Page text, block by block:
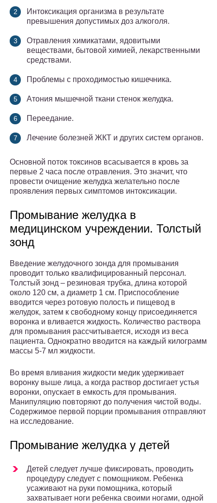
Интоксикация организма в результате
превышения допустимых доз алкоголя.
Отравления химикатами, ядовитыми
веществами, бытовой химией, лекарственными
средствами.
Проблемы с проходимостью кишечника.
Атония мышечной ткани стенок желудка.
Переедание.
Лечение болезней ЖКТ и других систем органов.
Основной поток токсинов всасывается в кровь за
первые 2 часа после отравления. Это значит, что
провести очищение желудка желательно после
проявления первых симптомов интоксикации.
Промывание желудка в
медицинском учреждении. Толстый
зонд
Введение желудочного зонда для промывания
проводит только квалифицированный персонал.
Толстый зонд – резиновая трубка, длина которой
около 120 см, а диаметр 1 см. Приспособление
вводится через ротовую полость и пищевод в
желудок, затем к свободному концу присоединяется
воронка и вливается жидкость. Количество раствора
для промывания рассчитывается, исходя из веса
пациента. Однократно вводится на каждый килограмм
массы 5-7 мл жидкости.
Во время вливания жидкости медик удерживает
воронку выше лица, а когда раствор достигает устья
воронки, опускает в емкость для промывания.
Манипуляцию повторяют до получения чистой воды.
Содержимое первой порции промывания отправляют
на исследование.
Промывание желудка у детей
Детей следует лучше фиксировать, проводить
процедуру следует с помощником. Ребенка
усаживают на руки помощника, который
захватывает ноги ребенка своими ногами, одной